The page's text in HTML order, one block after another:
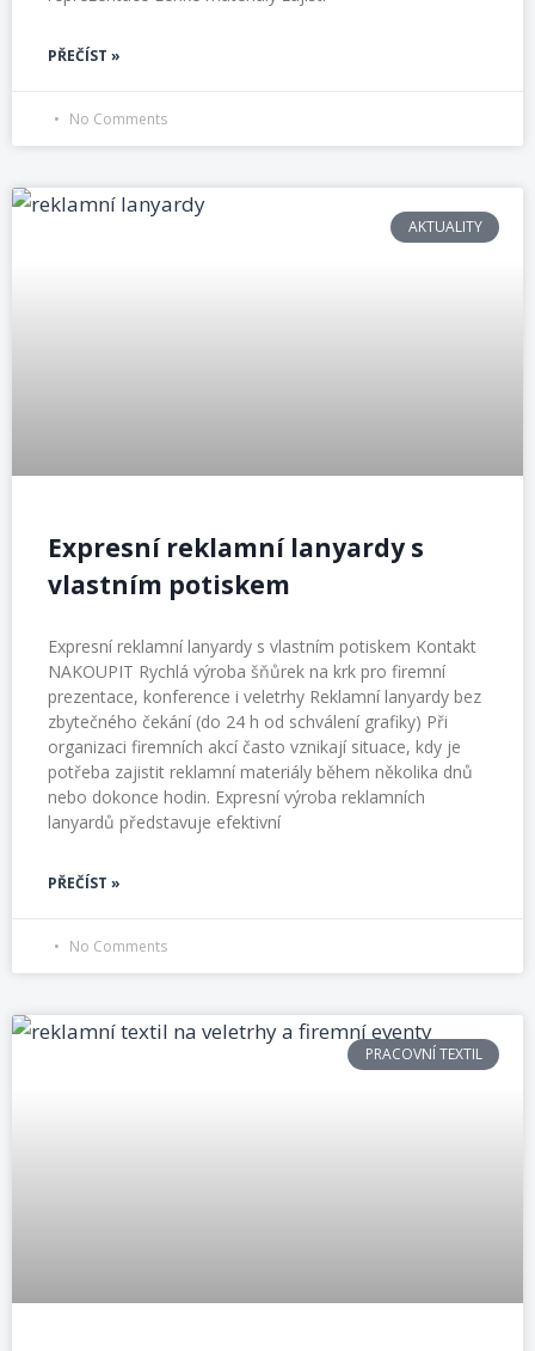
PŘEČÍST »
No Comments
AKTUALITY
Expresní reklamní lanyardy s
vlastním potiskem
Expresní reklamní lanyardy s vlastním potiskem Kontakt
NAKOUPIT Rychlá výroba šňůrek na krk pro firemní
prezentace, konference i veletrhy Reklamní lanyardy bez
zbytečného čekání (do 24 h od schválení grafiky) Při
organizaci firemních akcí často vznikají situace, kdy je
potřeba zajistit reklamní materiály během několika dnů
nebo dokonce hodin. Expresní výroba reklamních
lanyardů představuje efektivní
PŘEČÍST »
No Comments
PRACOVNÍ TEXTIL